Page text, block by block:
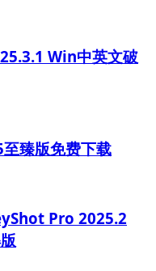
Win中英文破
臻版免费下载
Pro 2025.2